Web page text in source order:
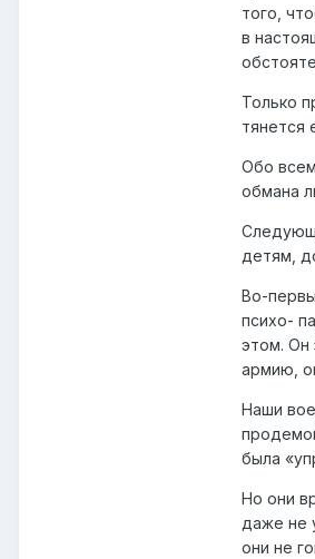
того,
в
Только
тянется
Обо
обмана
детям,
Во-
психо-
этом. Он
армию,
Наши
была
Но они
даже не
они не